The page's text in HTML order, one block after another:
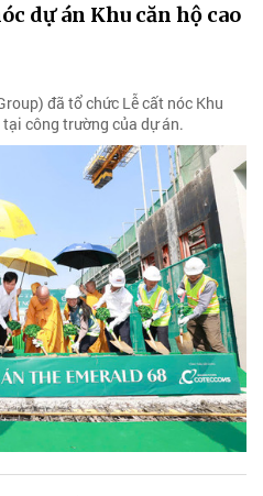
dự án Khu căn hộ cao
đã tổ chức Lễ cất nóc Khu
công trường của dự án.